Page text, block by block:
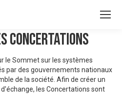
Concertations
le Sommet sur les systèmes
par des gouvernements nationaux
de la société. Afin de créer un
les Concertations sont